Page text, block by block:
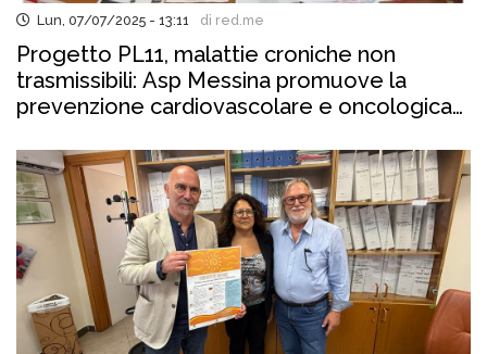
Lun, 07/07/2025 - 13:11 di red.me
Progetto PL11, malattie croniche non
trasmissibili: Asp Messina promuove la
prevenzione cardiovascolare e oncologica